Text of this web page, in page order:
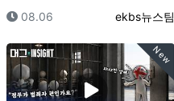
등록일
08.06 등록자
ekbs뉴스팀
New